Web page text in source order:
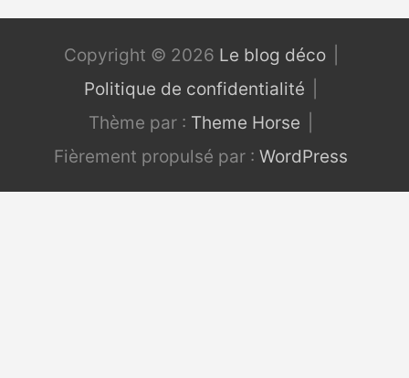
Copyright © 2026 Le blog déco
Politique de confidentialité
Thème par : Theme Horse
Fièrement propulsé par : WordPress